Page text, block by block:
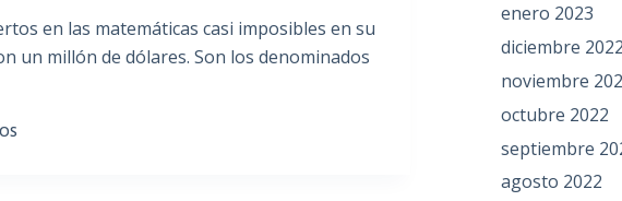
en las matemáticas casi imposibles en su
un millón de dólares. Son los denominados
enero 2023
diciembre 2022
noviembre
octubre 2022
septiembre
agosto 2022